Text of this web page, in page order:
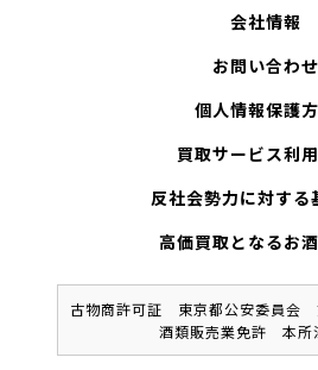
会社情報
お問い合わせ
個人情報保護
買取サービス利
反社会勢力に対する
高価買取となるお
古物商許可証 東京都公安委員会
酒類販売業免許 本